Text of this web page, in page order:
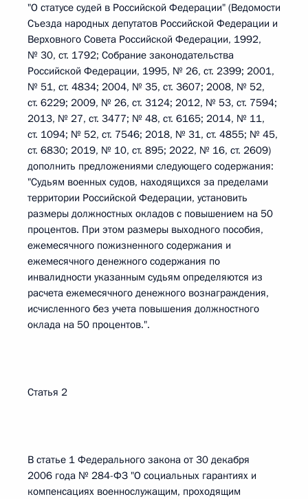
"О статусе судей в Российской Федерации" (Ведомости
Съезда народных депутатов Российской Федерации и
Верховного Совета Российской Федерации, 1992,
№ 30, ст. 1792; Собрание законодательства
Российской Федерации, 1995, № 26, ст. 2399; 2001,
№ 51, ст. 4834; 2004, № 35, ст. 3607; 2008, № 52,
ст. 6229; 2009, № 26, ст. 3124; 2012, № 53, ст. 7594;
2013, № 27, ст. 3477; № 48, ст. 6165; 2014, № 11,
ст. 1094; № 52, ст. 7546; 2018, № 31, ст. 4855; № 45,
ст. 6830; 2019, № 10, ст. 895; 2022, № 16, ст. 2609)
дополнить предложениями следующего содержания:
"Судьям военных судов, находящихся за пределами
территории Российской Федерации, установить
размеры должностных окладов с повышением на 50
процентов. При этом размеры выходного пособия,
ежемесячного пожизненного содержания и
ежемесячного денежного содержания по
инвалидности указанным судьям определяются из
расчета ежемесячного денежного вознаграждения,
исчисленного без учета повышения должностного
оклада на 50 процентов.".
Статья 2
В статье 1 Федерального закона от 30 декабря
2006 года № 284-ФЗ "О социальных гарантиях и
компенсациях военнослужащим, проходящим